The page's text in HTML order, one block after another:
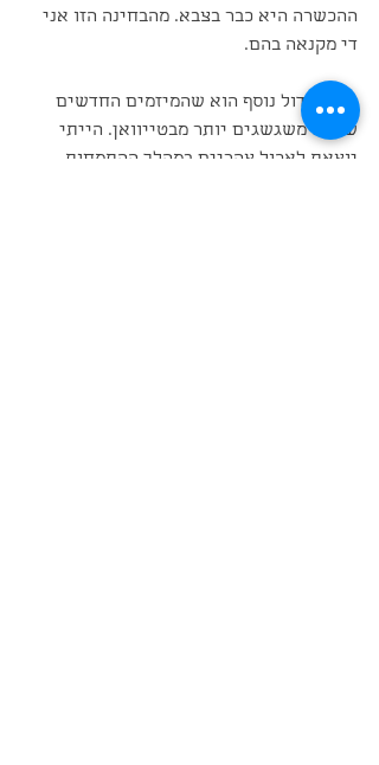
ההכשרה היא כבר בצבא. מהבחינה הזו אני
די מקנאה בהם.
הבדל גדול נוסף הוא שהמיזמים החדשים
שלהם משגשגים יותר מבטייוואן. הייתי
יוצאת לאכול צהריים במהלך ההתמחות